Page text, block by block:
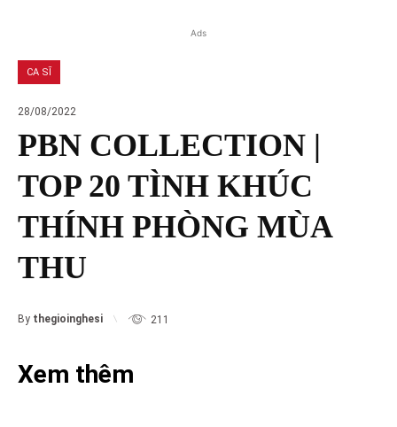
Ads
CA SĨ
28/08/2022
PBN COLLECTION |
TOP 20 TÌNH KHÚC
THÍNH PHÒNG MÙA
THU
By thegioinghesi 211
Xem thêm